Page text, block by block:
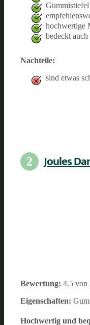
hochwertige
bedeckt
Nachteile:
sind etwas
2 Joules
Bewertung: 4.5 von
Eigenschaften:
Hochwertig und